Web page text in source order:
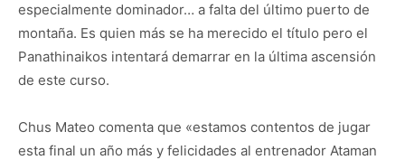
especialmente dominador… a falta del último puerto de
montaña. Es quien más se ha merecido el título pero el
Panathinaikos intentará demarrar en la última ascensión
de este curso.
Chus Mateo comenta que «estamos contentos de jugar
esta final un año más y felicidades al entrenador Ataman